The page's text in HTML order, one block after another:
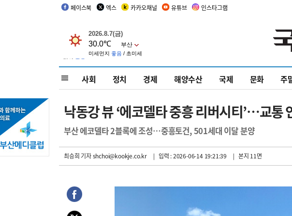
페이스북 엑스 카카오채널 유튜브 인스타그램
사회 정치 경제 해양수산 국제 문화 주
낙동강 뷰 ‘에코델타 중흥 리버시티’…교통
부산 에코델타 2블록에 조성…중흥토건, 501세대 이달 분양
최승희 기자shchoi@kookje.co.kr | 입력 : 2026-06-14 19:21:39 | 본지 11면